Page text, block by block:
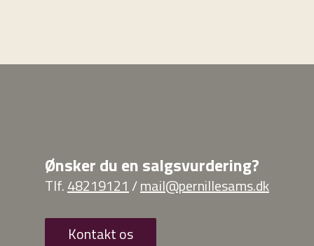
Ønsker du en salgsvurdering?
Tlf.48219121 /mail@pernillesams.dk
Kontakt os